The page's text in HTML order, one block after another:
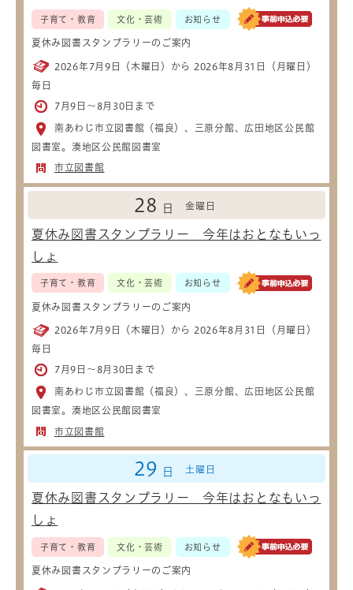
子育て・教育 文化・芸術 お知らせ
夏休み図書スタンプラリーのご案内
2026年7月9日（木曜日）から 2026年8月31日（月曜日）
毎日
7月9日～8月30日まで
南あわじ市立図書館（福良）、三原分館、広田地区公民館
図書室。湊地区公民館図書室
市立図書館
28 日 金曜日
夏休み図書スタンプラリー 今年はおとなもいっ
しょ
子育て・教育 文化・芸術 お知らせ
夏休み図書スタンプラリーのご案内
2026年7月9日（木曜日）から 2026年8月31日（月曜日）
毎日
7月9日～8月30日まで
南あわじ市立図書館（福良）、三原分館、広田地区公民館
図書室。湊地区公民館図書室
市立図書館
29 日 土曜日
夏休み図書スタンプラリー 今年はおとなもいっ
しょ
子育て・教育 文化・芸術 お知らせ
夏休み図書スタンプラリーのご案内